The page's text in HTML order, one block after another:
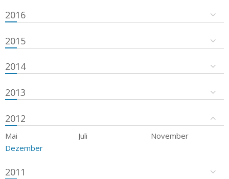
2016
2015
2014
2013
2012
Mai Juli
November
Dezember
2011